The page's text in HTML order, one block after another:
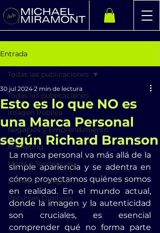
Entrada
Todas las publicaciones
Imagen Pública
Negocios y Emprendimiento
Marketing
Moda y Tendencias
Bienestar Integral
Recursos Digitales
Todas las publicaciones
Esto es lo que NO es
una Marca Personal
según Richard Branson
30 jul 2024 2 min de lectura
La marca personal va más allá de la
simple apariencia y se adentra en
cómo proyectamos quiénes somos
en realidad. En el mundo actual,
donde la imagen y la autenticidad
son cruciales, es esencial
comprender qué no forma parte